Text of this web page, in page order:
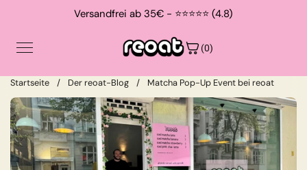
Zum Inhalt springenVersandfrei ab 35€ - ⭐⭐⭐⭐⭐ (4.8)
Shop
Contact
(0)
Startseite / Der reoat-Blog / Matcha Pop-Up Event bei reoat